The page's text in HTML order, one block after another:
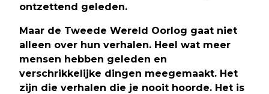
ontzettend geleden.
Maar de Tweede Wereld Oorlog gaat niet
alleen over hun verhalen. Heel wat meer
mensen hebben geleden en
verschrikkelijke dingen meegemaakt. Het
zijn die verhalen die je nooit hoorde. Het is